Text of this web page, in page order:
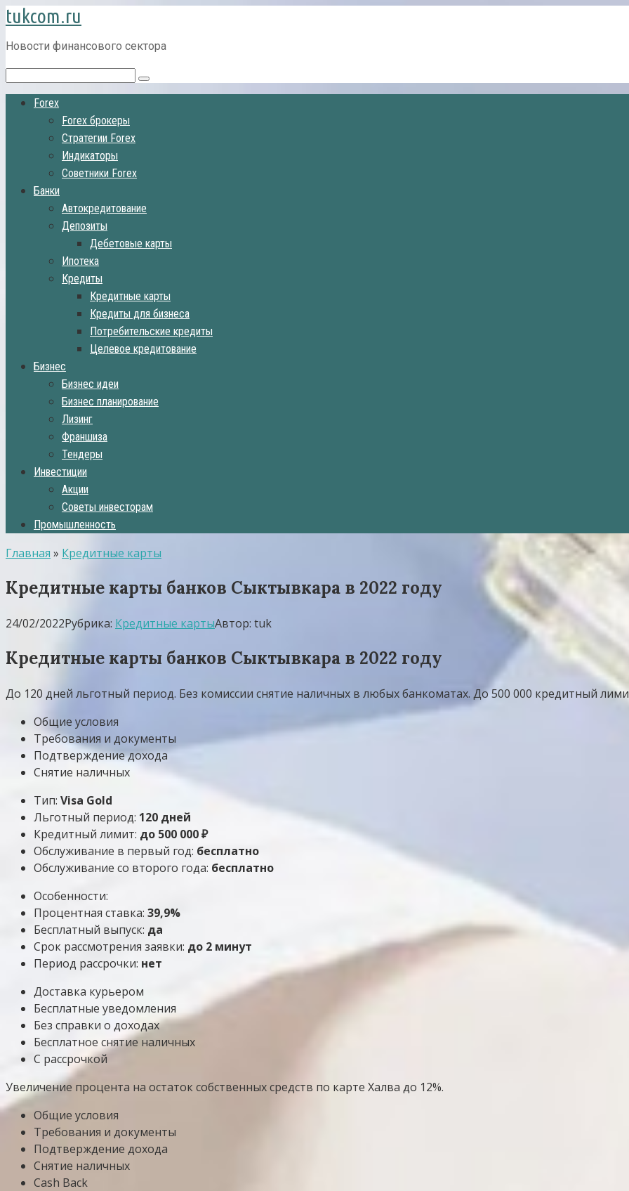
Перейти
к
контенту
tukcom.ru
Новости финансового сектора
Поиск:
Forex
Forex брокеры
Стратегии Forex
Индикаторы
Советники Forex
Банки
Автокредитование
Депозиты
Дебетовые карты
Ипотека
Кредиты
Кредитные карты
Кредиты для бизнеса
Потребительские кредиты
Целевое кредитование
Бизнес
Бизнес идеи
Бизнес планирование
Лизинг
Франшиза
Тендеры
Инвестиции
Акции
Советы инвесторам
Промышленность
Главная » Кредитные карты
Кредитные карты банков Сыктывкара в 2022 году
24/02/2022Рубрика: Кредитные картыАвтор: tuk
Кредитные карты банков Сыктывкара в 2022 году
До 120 дней льготный период. Без комиссии снятие наличных в любых банкоматах. До 500 000 кредитный
Общие условия
Требования и документы
Подтверждение дохода
Снятие наличных
Тип: Visa Gold
Льготный период: 120 дней
Кредитный лимит: до 500 000₽
Обслуживание в первый год: бесплатно
Обслуживание со второго года: бесплатно
Особенности:
Процентная ставка: 39,9%
Бесплатный выпуск: да
Срок рассмотрения заявки: до 2 минут
Период рассрочки: нет
Доставка курьером
Бесплатные уведомления
Без справки о доходах
Бесплатное снятие наличных
С рассрочкой
Увеличение процента на остаток собственных средств по карте Халва до 12%.
Общие условия
Требования и документы
Подтверждение дохода
Снятие наличных
Cash Back